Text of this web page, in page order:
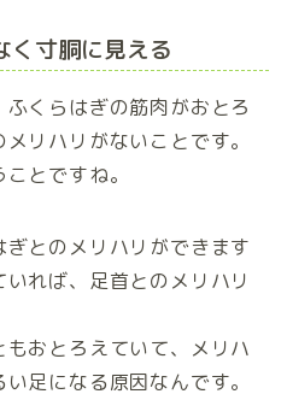
く寸胴に見える
くらはぎの筋肉がおとろ
リハリがないことです。
とですね。
とのメリハリができます
れば、足首とのメリハリ
おとろえていて、メリハ
足になる原因なんです。